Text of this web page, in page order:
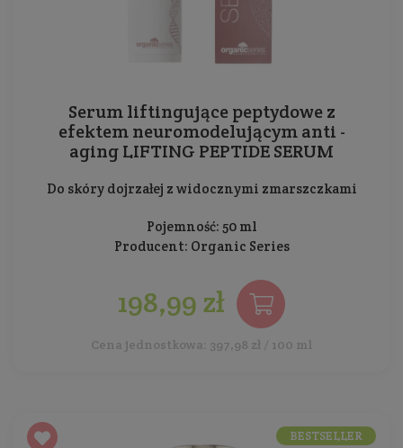
Serum liftingujące peptydowe z
efektem neuromodelującym anti -
aging LIFTING PEPTIDE SERUM
Do skóry dojrzałej z widocznymi zmarszczkami
Pojemność: 50 ml
Producent: Organic Series
198,99 zł
Cena jednostkowa: 397,98 zł / 100 ml
BESTSELLER